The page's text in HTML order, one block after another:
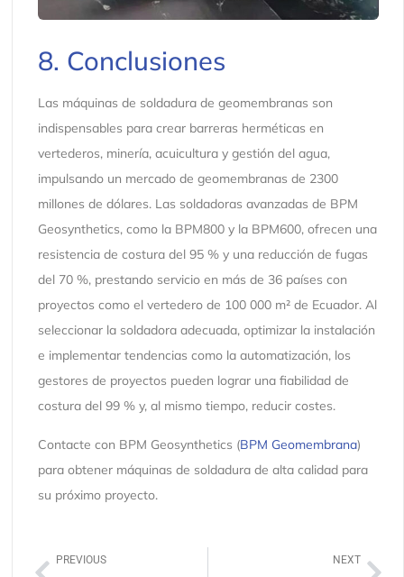
8. Conclusiones
Las máquinas de soldadura de geomembranas son
indispensables para crear barreras herméticas en
vertederos, minería, acuicultura y gestión del agua,
impulsando un mercado de geomembranas de 2300
millones de dólares. Las soldadoras avanzadas de BPM
Geosynthetics, como la BPM800 y la BPM600, ofrecen una
resistencia de costura del 95 % y una reducción de fugas
del 70 %, prestando servicio en más de 36 países con
proyectos como el vertedero de 100 000 m² de Ecuador. Al
seleccionar la soldadora adecuada, optimizar la instalación
e implementar tendencias como la automatización, los
gestores de proyectos pueden lograr una fiabilidad de
costura del 99 % y, al mismo tiempo, reducir costes.
Contacte con BPM Geosynthetics (BPM Geomembrana)
para obtener máquinas de soldadura de alta calidad para
su próximo proyecto.
PREVIOUS NEXT